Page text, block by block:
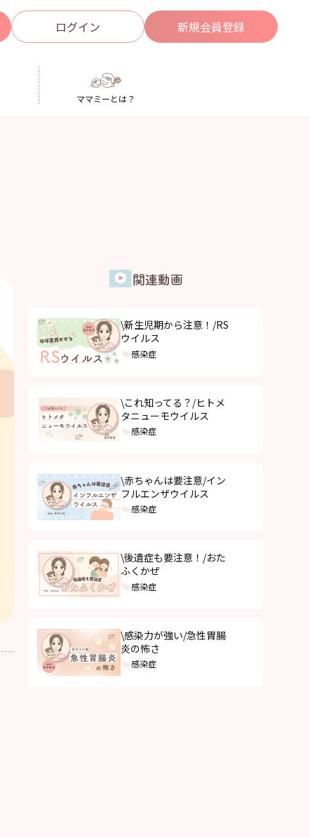
ログイン 新規会員登録
ママミーとは？
関連動画
\新生児期から注意！/RS
ウイルス
感染症
\これ知ってる？/ヒトメ
タニューモウイルス
感染症
\赤ちゃんは要注意/イン
フルエンザウイルス
感染症
\後遺症も要注意！/おた
ふくかぜ
感染症
\感染力が強い/急性胃腸
炎の怖さ
感染症